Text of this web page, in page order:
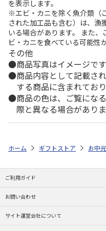
を表示します。
※エビ・カニを除く魚介類（
された加工品も含む）は、漁
いる場合があります。 また
ビ・カニを食べている可能性
その他
商品写真はイメージです
商品内容として記載さ
する商品に含まれており
商品の色は、ご覧にな
際と異なる場合がありま
ホーム ギフトストア お中
ご利用ガイド
お問い合わせ
サイト運営会社について